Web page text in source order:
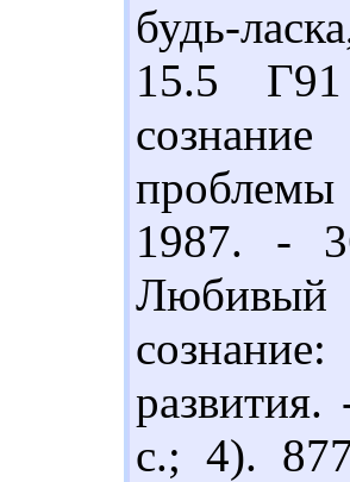
будь-
15.5
1987. -
Любивый
с.; 4).